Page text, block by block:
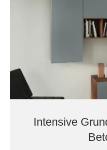
Intensive